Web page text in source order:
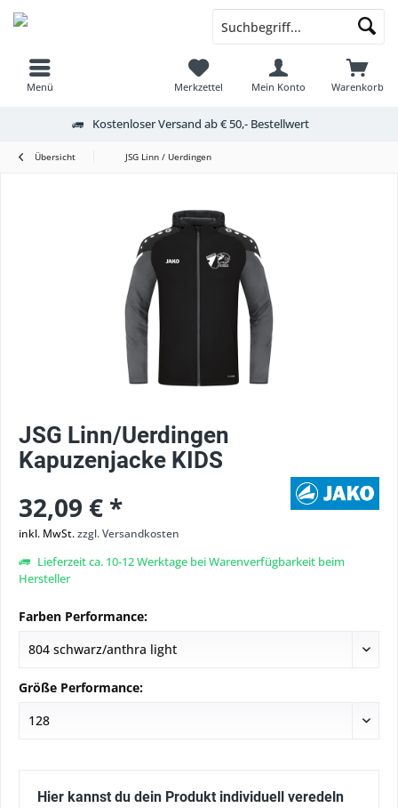
Menü Warenkorb
Merkzettel Mein Konto
Kostenloser Versand ab € 50,- Bestellwert
Übersicht JSG Linn / Uerdingen
JSG Linn/Uerdingen
Kapuzenjacke KIDS
32,09 € *
inkl. MwSt.zzgl. Versandkosten
Lieferzeit ca. 10-12 Werktage bei Warenverfügbarkeit beim
Hersteller
Farben Performance:
Größe Performance:
Hier kannst du dein Produkt individuell veredeln